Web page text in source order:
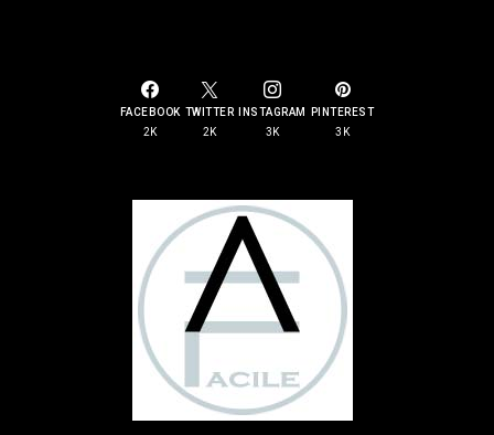
FACEBOOK
2K
TWITTER
2K
INSTAGRAM
3K
PINTEREST
3K